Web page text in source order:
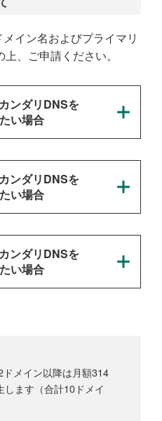
イン名およびプライマリ
、ご申請ください。
ンダリDNSを
い場合
ンダリDNSを
い場合
ンダリDNSを
い場合
メイン以降は月額314
ます（合計10ドメイ